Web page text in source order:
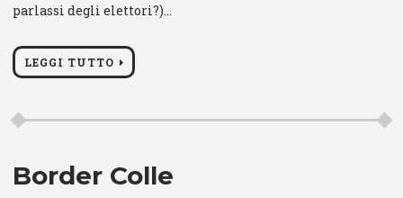
parlassi degli elettori?)…
LEGGI TUTTO
Border Colle